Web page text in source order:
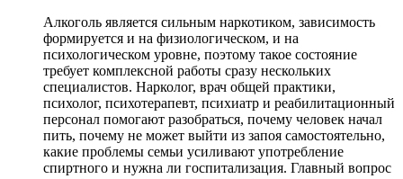
Алкоголь является сильным наркотиком, зависимость
формируется и на физиологическом, и на
психологическом уровне, поэтому такое состояние
требует комплексной работы сразу нескольких
специалистов. Нарколог, врач общей практики,
психолог, психотерапевт, психиатр и реабилитационный
персонал помогают разобраться, почему человек начал
пить, почему не может выйти из запоя самостоятельно,
какие проблемы семьи усиливают употребление
спиртного и нужна ли госпитализация. Главный вопрос